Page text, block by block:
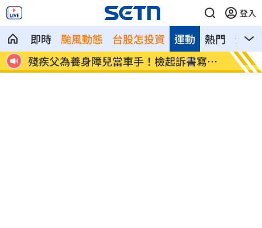
登入
即時 颱風動態 台股怎投資 熱門 影音
運動
概
殘疾父為養身障兒當車手！檢起訴書寫金
句
明年